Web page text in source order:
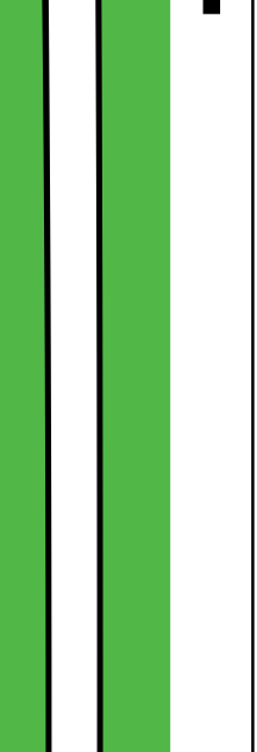
mot stötar och fall med
ger pålitligt skydd mot
utskärningarna ger
mot stötar och fall med
ger pålitligt skydd mot
utskärningarna ger